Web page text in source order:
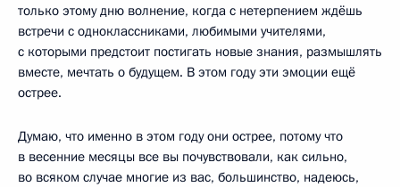
только этому дню волнение, когда с нетерпением ждёшь
встречи с одноклассниками, любимыми учителями,
с которыми предстоит постигать новые знания, размышлять
вместе, мечтать о будущем. В этом году эти эмоции ещё
острее.
Думаю, что именно в этом году они острее, потому что
в весенние месяцы все вы почувствовали, как сильно,
во всяком случае многие из вас, большинство, надеюсь,